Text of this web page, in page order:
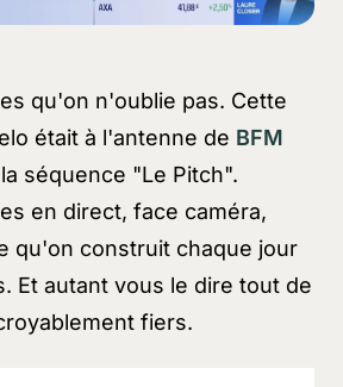
qu'on n'oublie pas. Cette
était à l'antenne de BFM
séquence "Le Pitch".
en direct, face caméra,
qu'on construit chaque jour
Et autant vous le dire tout de
fiers.